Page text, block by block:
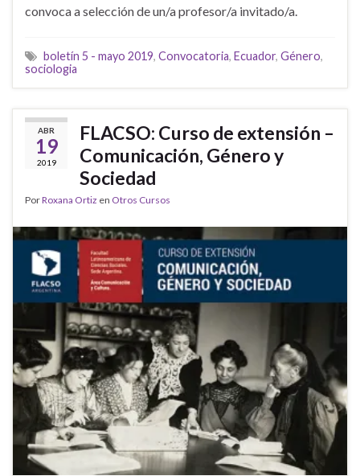
convoca a selección de un/a profesor/a invitado/a.
boletín 5 - mayo 2019, Convocatoria, Ecuador, Género,
sociologia
ABR
19
2019
FLACSO: Curso de extensión –
Comunicación, Género y
Sociedad
PorRoxana Ortiz en Otros Cursos